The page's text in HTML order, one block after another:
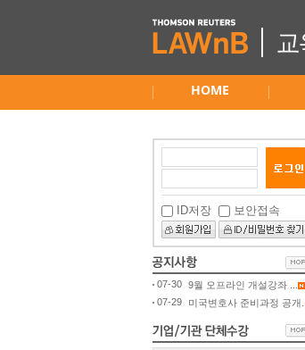
HOME
ID저장 보안접속
07-30
9월 오프라인 개설강좌 ...
07-29
미국변호사 준비과정 공개...